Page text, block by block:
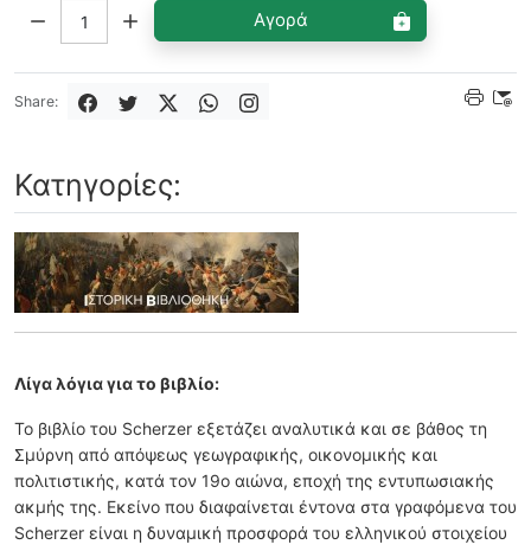
Αγορά
Share:
Κατηγορίες:
Λίγα λόγια για το βιβλίο:
Το βιβλίο του Scherzer εξετάζει αναλυτικά και σε βάθος τη
Σμύρνη από απόψεως γεωγραφικής, οικονομικής και
πολιτιστικής, κατά τον 19ο αιώνα, εποχή της εντυπωσιακής
ακμής της. Εκείνο που διαφαίνεται έντονα στα γραφόμενα του
Scherzer είναι η δυναμική προσφορά του ελληνικού στοιχείου